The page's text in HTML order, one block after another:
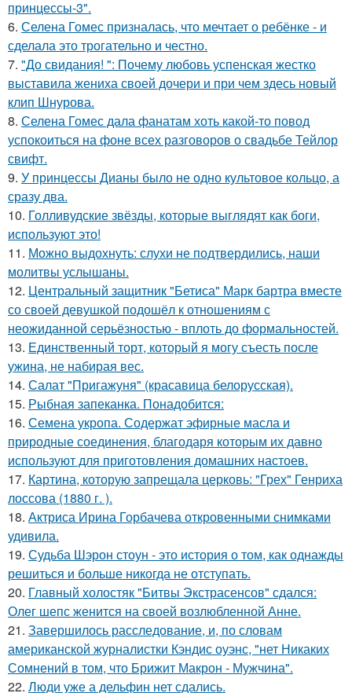
принцессы-3".
6. Селена Гомес призналась, что мечтает о ребёнке - и
сделала это трогательно и честно.
7. "До свидания! ": Почему любовь успенская жестко
выставила жениха своей дочери и при чем здесь новый
клип Шнурова.
8. Селена Гомес дала фанатам хоть какой-то повод
успокоиться на фоне всех разговоров о свадьбе Тейлор
свифт.
9. У принцессы Дианы было не одно культовое кольцо, а
сразу два.
10. Голливудские звёзды, которые выглядят как боги,
используют это!
11. Можно выдохнуть: слухи не подтвердились, наши
молитвы услышаны.
12. Центральный защитник "Бетиса" Марк бартра вместе
со своей девушкой подошёл к отношениям с
неожиданной серьёзностью - вплоть до формальностей.
13. Единственный торт, который я могу съесть после
ужина, не набирая вес.
14. Салат "Пригажуня" (красавица белорусская).
15. Рыбная запеканка. Понадобится:
16. Семена укропа. Содержат эфирные масла и
природные соединения, благодаря которым их давно
используют для приготовления домашних настоев.
17. Картина, которую запрещала церковь: "Грех" Генриха
лоссова (1880 г. ).
18. Актриса Ирина Горбачева откровенными снимками
удивила.
19. Судьба Шэрон стоун - это история о том, как однажды
решиться и больше никогда не отступать.
20. Главный холостяк "Битвы Экстрасенсов" сдался:
Олег шепс женится на своей возлюбленной Анне.
21. Завершилось расследование, и, по словам
американской журналистки Кэндис оуэнс, "нет Никаких
Сомнений в том, что Брижит Макрон - Мужчина".
22. Люди уже а дельфин нет сдались.